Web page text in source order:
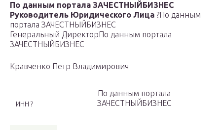
По данным портала ЗАЧЕСТНЫЙБИЗНЕС
Руководитель Юридического Лица ?По данным
портала ЗАЧЕСТНЫЙБИЗНЕС
Генеральный ДиректорПо данным портала
ЗАЧЕСТНЫЙБИЗНЕС
Кравченко Петр Владимирович
ИНН ?
По данным портала
ЗАЧЕСТНЫЙБИЗНЕС